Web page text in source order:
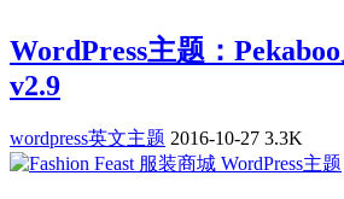
WordPress主题：
v2.9
wordpress英文主题 2016-10-27 3.3K